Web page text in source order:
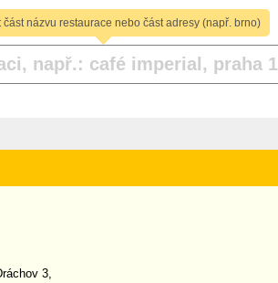
část názvu restaurace nebo část adresy (např. brno)
3,